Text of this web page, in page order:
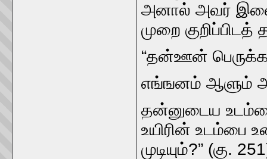
அனால்‌ அவர்‌ இவை
முறை குறிப்பிடத்‌
“தன்ஊன்‌
எங்ஙனம்‌ ஆளும்‌
தன்னுடைய
உயிரின்‌ உடம்பை
முடியும்‌?” (கு.